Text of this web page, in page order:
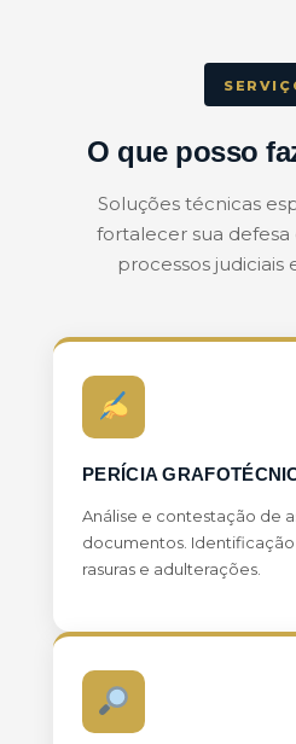
O que posso
Soluções técnicas
fortalecer sua defesa
processos judiciais
PERÍCIA
Análise e contestação de
documentos.
rasuras e adulterações.